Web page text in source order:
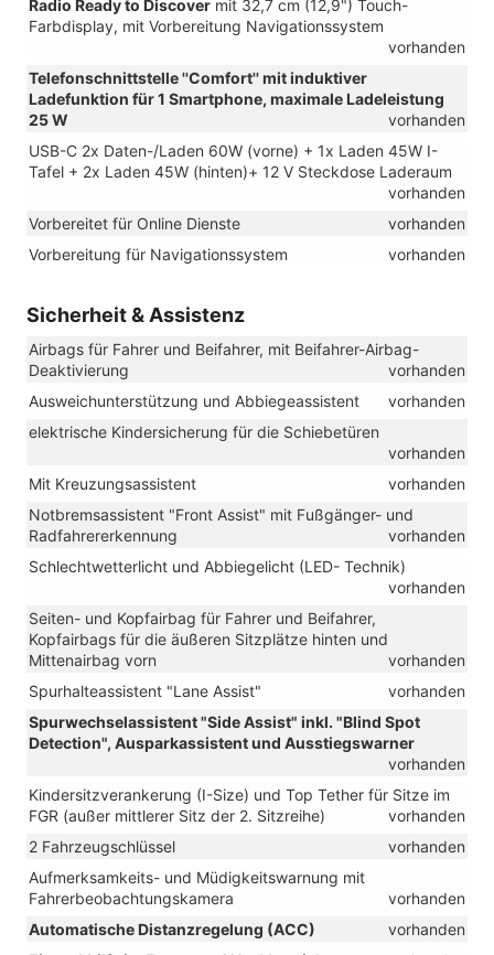
Radio Ready to Discover mit 32,7 cm (12,9") Touch-
Farbdisplay, mit Vorbereitung Navigationssystem
vorhanden
Telefonschnittstelle ''Comfort'' mit induktiver
Ladefunktion für 1 Smartphone, maximale Ladeleistung
25 W
vorhanden
USB-C 2x Daten-/Laden 60W (vorne) + 1x Laden 45W I-
Tafel + 2x Laden 45W (hinten)+ 12 V Steckdose Laderaum
vorhanden
Vorbereitet für Online Dienste
vorhanden
Vorbereitung für Navigationssystem
vorhanden
Sicherheit & Assistenz
Airbags für Fahrer und Beifahrer, mit Beifahrer-Airbag-
Deaktivierung
vorhanden
Ausweichunterstützung und Abbiegeassistent
vorhanden
elektrische Kindersicherung für die Schiebetüren
vorhanden
Mit Kreuzungsassistent
vorhanden
Notbremsassistent "Front Assist" mit Fußgänger- und
Radfahrererkennung
vorhanden
Schlechtwetterlicht und Abbiegelicht (LED- Technik)
vorhanden
Seiten- und Kopfairbag für Fahrer und Beifahrer,
Kopfairbags für die äußeren Sitzplätze hinten und
Mittenairbag vorn
vorhanden
Spurhalteassistent "Lane Assist"
vorhanden
Spurwechselassistent "Side Assist" inkl. "Blind Spot
Detection", Ausparkassistent und Ausstiegswarner
vorhanden
Kindersitzverankerung (I-Size) und Top Tether für Sitze im
FGR (außer mittlerer Sitz der 2. Sitzreihe)
vorhanden
2 Fahrzeugschlüssel
vorhanden
Aufmerksamkeits- und Müdigkeitswarnung mit
Fahrerbeobachtungskamera
vorhanden
Automatische Distanzregelung (ACC)
vorhanden